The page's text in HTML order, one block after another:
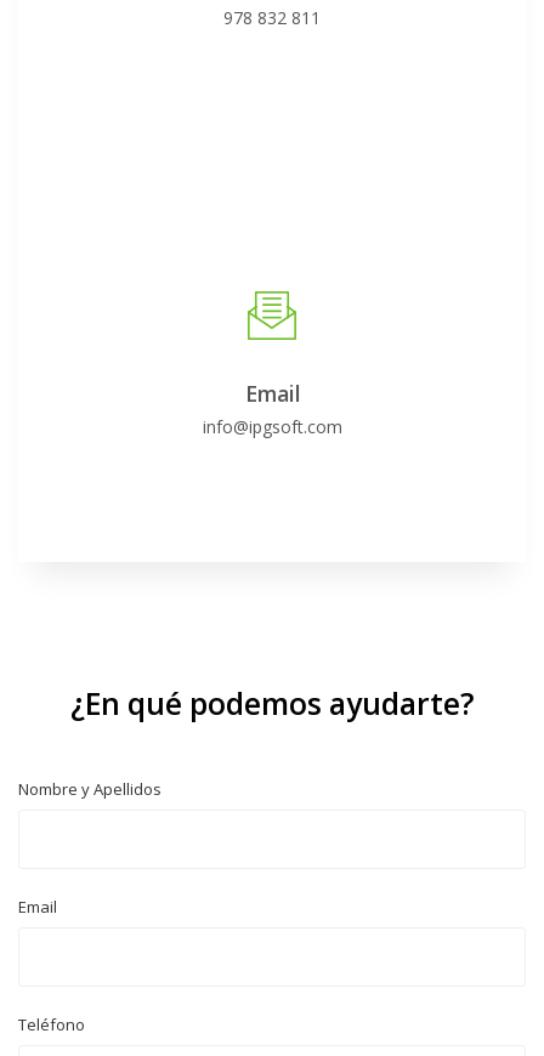
978 832 811
Email
info@ipgsoft.com
¿En qué podemos ayudarte?
Nombre y Apellidos
Email
Teléfono